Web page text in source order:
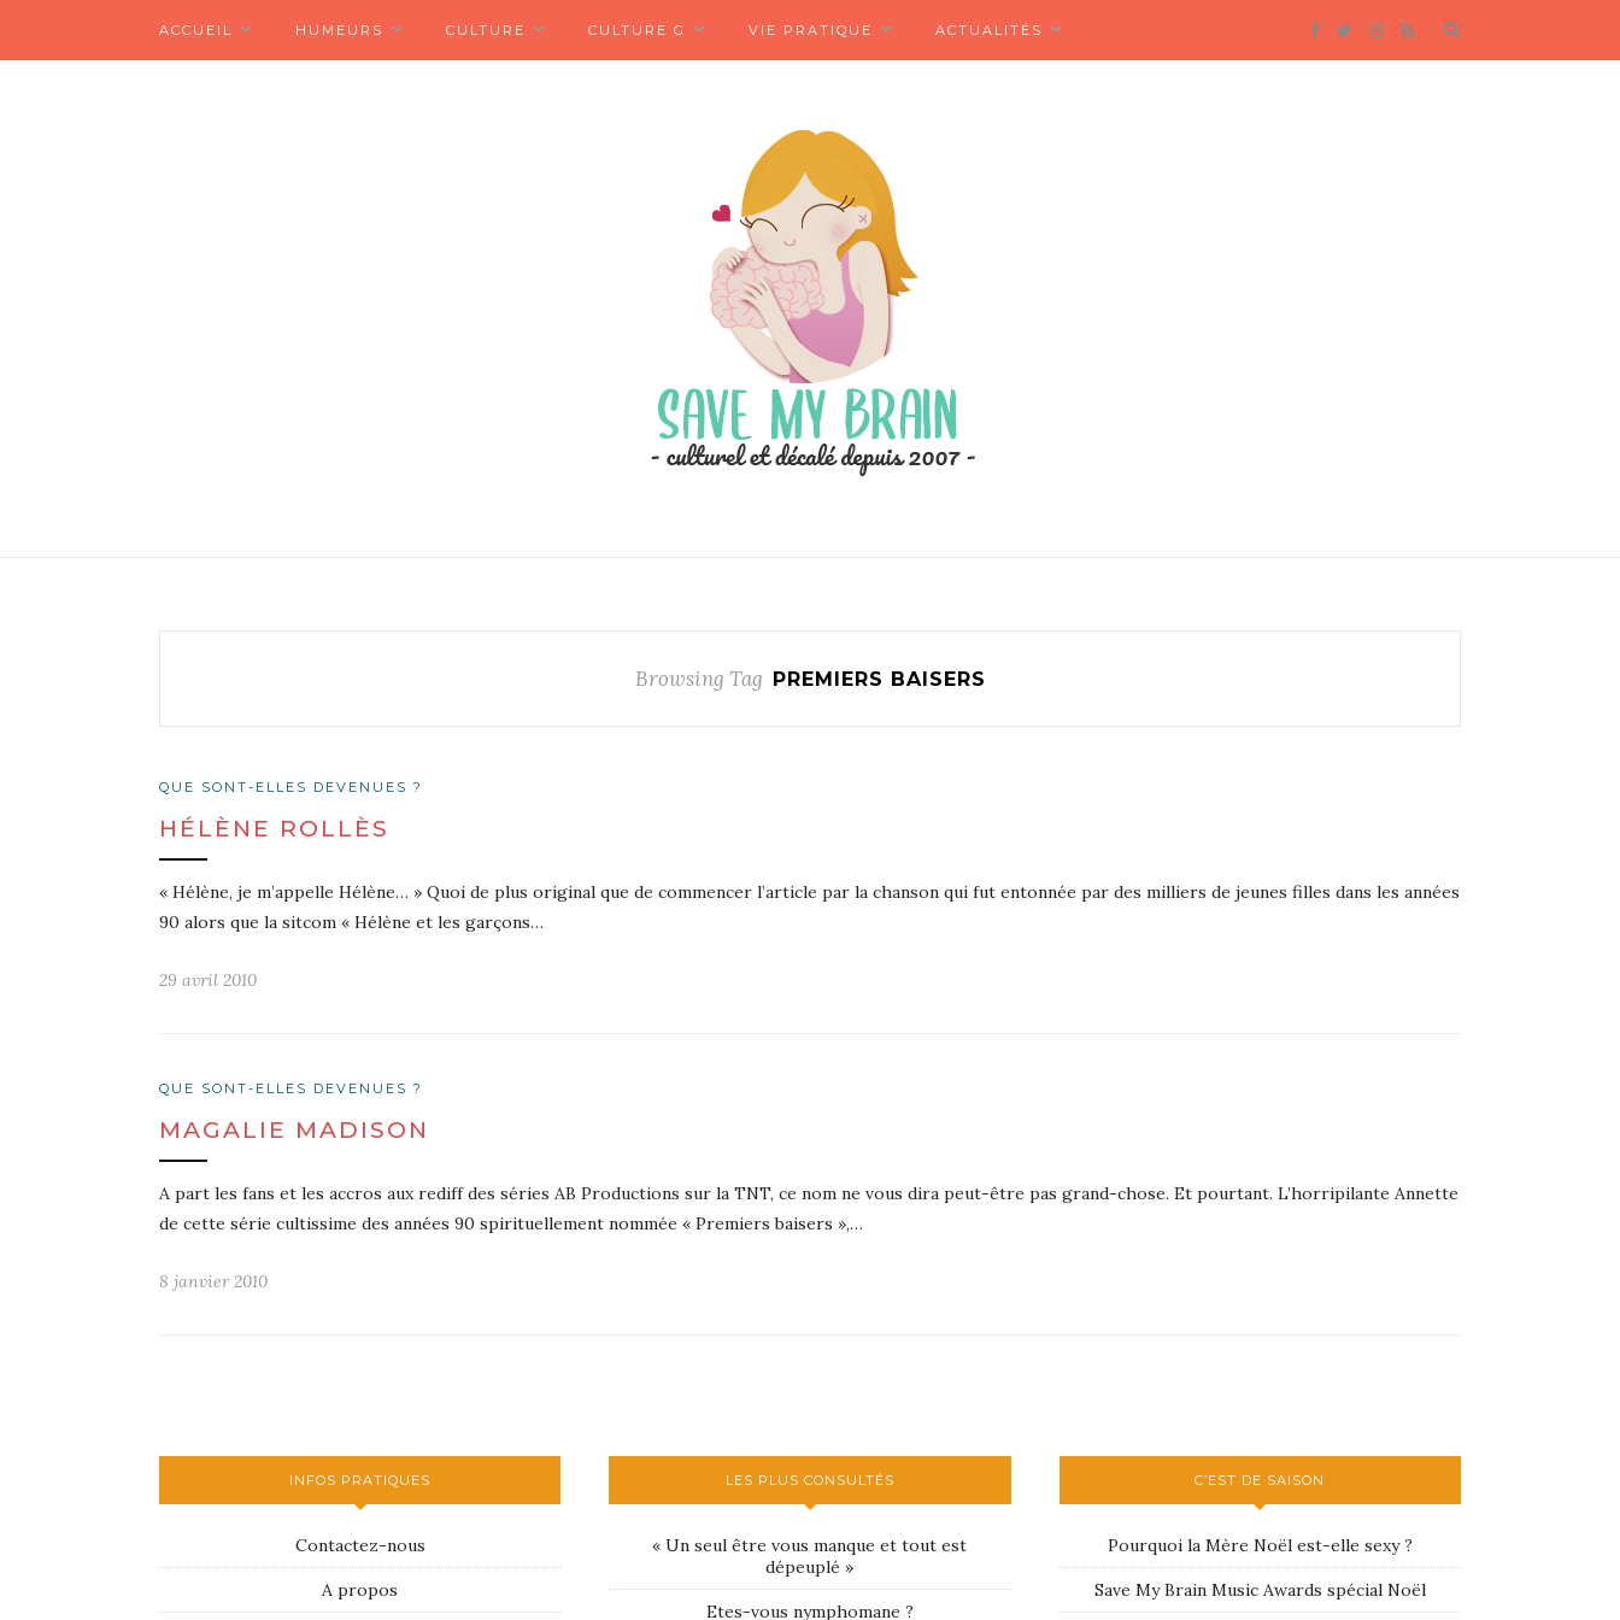
ACCUEIL HUMEURS CULTURE CULTURE G VIE PRATIQUE ACTUALITÉS
Browsing Tag PREMIERS BAISERS
QUE SONT-ELLES DEVENUES ?
HÉLÈNE ROLLÈS
« Hélène, je m’appelle Hélène… » Quoi de plus original que de commencer l’article par la chanson qui fut entonnée par des milliers de jeunes filles dans les années
90 alors que la sitcom « Hélène et les garçons…
29 avril 2010
QUE SONT-ELLES DEVENUES ?
MAGALIE MADISON
A part les fans et les accros aux rediff des séries AB Productions sur la TNT, ce nom ne vous dira peut-être pas grand-chose. Et pourtant. L’horripilante Annette
de cette série cultissime des années 90 spirituellement nommée « Premiers baisers »,…
8 janvier 2010
INFOS PRATIQUES
Contactez-nous
A propos
LES PLUS CONSULTÉS
« Un seul être vous manque et tout est
dépeuplé »
Etes-vous nymphomane ?
C’EST DE SAISON
Pourquoi la Mère Noël est-elle sexy ?
Save My Brain Music Awards spécial Noël